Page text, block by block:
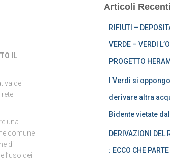
IL
dei
una
comune
di
dei
Articoli Recenti
RIFIUTI –
VERDE – VERDI
PROGETTO
I Verdi si
derivare altra
Bidente vietate
DERIVAZIONI DEL
: ECCO CHE